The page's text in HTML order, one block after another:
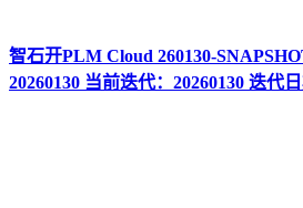
智石开PLM Cloud 260130-
20260130 当前迭代：20260130 迭代